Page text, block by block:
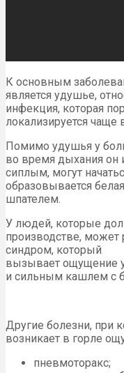
К основным
является удушье,
инфекция, которая
локализируется чаще
Помимо удушья у
во время дыхания он
сиплым, могут
образовывается
шпателем.
У людей, которые
производстве, может
синдром, который
вызывает ощущение
и сильным кашлем с
Другие болезни, при
возникает в горле
пневмоторакс;